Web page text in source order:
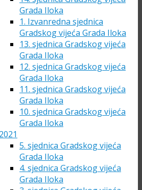
Grada Iloka
1. Izvanredna sjednica
Gradskog vijeća Grada Iloka
13. sjednica Gradskog vijeća
Grada Iloka
12. sjednica Gradskog vijeća
Grada Iloka
11. sjednica Gradskog vijeća
Grada Iloka
10. sjednica Gradskog vijeća
Grada Iloka
2021
5. sjednica Gradskog vijeća
Grada Iloka
4. sjednica Gradskog vijeća
Grada Iloka